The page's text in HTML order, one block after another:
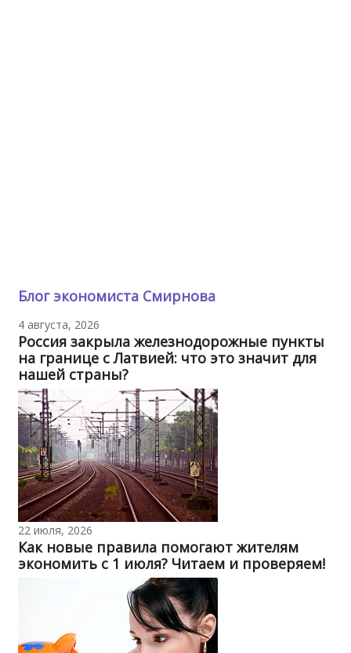
Блог экономиста Смирнова
4 августа, 2026
Россия закрыла железнодорожные пункты
на границе с Латвией: что это значит для
нашей страны?
22 июля, 2026
Как новые правила помогают жителям
экономить с 1 июля? Читаем и проверяем!